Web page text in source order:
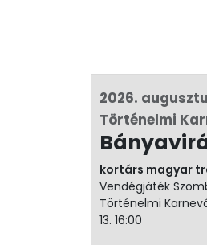
2026.
Történelmi
kortárs magyar
Vendégjáték
Történelmi
13. 16:00